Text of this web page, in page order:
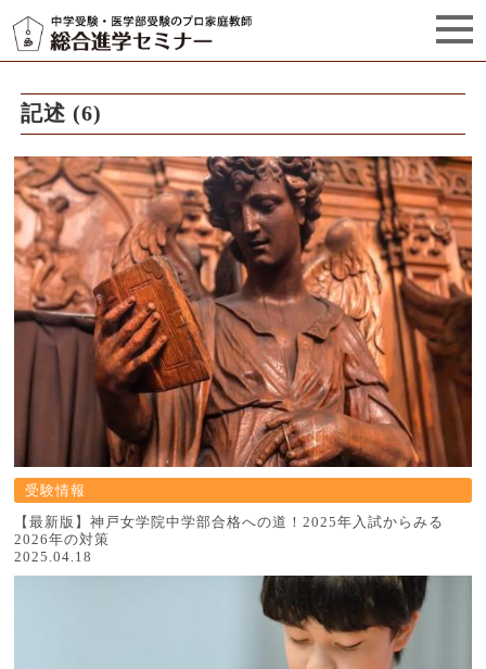
セミナーからのお知らせ（5）
記述 (6)
受験情報
【最新版】神戸女学院中学部合格への道！2025年入試からみる
2026年の対策
2025.04.18